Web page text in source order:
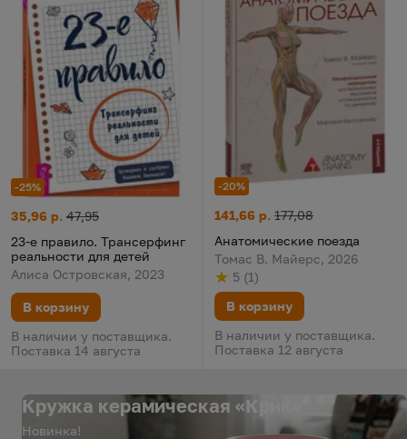
-25%
23-е правило. Трансерфинг реальности для детей
Цена:
35,96 р.
Старая цена:
47,95
23-е правило. Трансерфинг
реальности для детей
Алиса Островская, 2023
В корзину
В наличии у поставщика.
Поставка 14 августа
-20%
Анатомические поезда
Цена:
141,66 р.
Старая цена:
177,08
Анатомические поезда
Томас В. Майерс, 2026
Рейтинг
5
из 5 (
по результату
1
голосов)
В корзину
В наличии у поставщика.
Поставка 12 августа
Кружка керамическая «Крик»
Новинка!